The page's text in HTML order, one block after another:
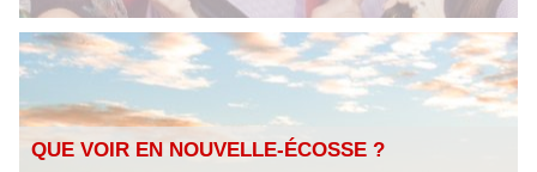
QUE VOIR EN NOUVELLE-ÉCOSSE ?